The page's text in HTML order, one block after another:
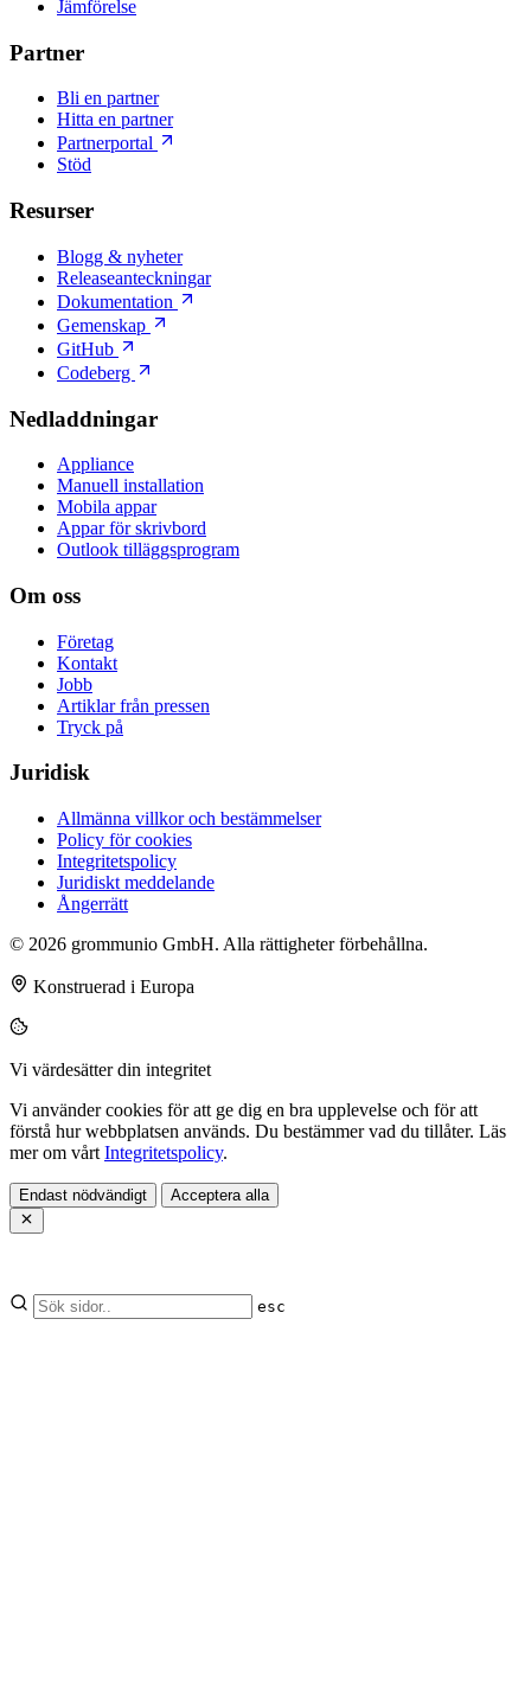
Jämförelse
Partner
Bli en partner
Hitta en partner
Partnerportal
Stöd
Resurser
Blogg & nyheter
Releaseanteckningar
Dokumentation
Gemenskap
GitHub
Codeberg
Nedladdningar
Appliance
Manuell installation
Mobila appar
Appar för skrivbord
Outlook tilläggsprogram
Om oss
Företag
Kontakt
Jobb
Artiklar från pressen
Tryck på
Juridisk
Allmänna villkor och bestämmelser
Policy för cookies
Integritetspolicy
Juridiskt meddelande
Ångerrätt
© 2026 grommunio GmbH. Alla rättigheter förbehållna.
Konstruerad i Europa
Vi värdesätter din integritet
Vi använder cookies för att ge dig en bra upplevelse och för att
förstå hur webbplatsen används. Du bestämmer vad du tillåter. Läs
mer om vårt Integritetspolicy.
Endast nödvändigt Acceptera alla
esc